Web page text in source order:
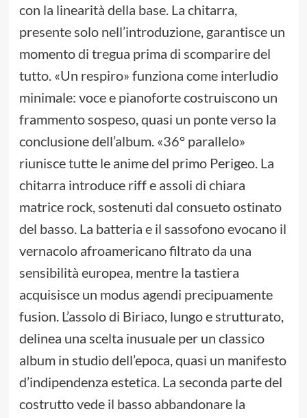
con la linearità della base. La chitarra,
presente solo nell’introduzione, garantisce un
momento di tregua prima di scomparire del
tutto. «Un respiro» funziona come interludio
minimale: voce e pianoforte costruiscono un
frammento sospeso, quasi un ponte verso la
conclusione dell’album. «36° parallelo»
riunisce tutte le anime del primo Perigeo. La
chitarra introduce riff e assoli di chiara
matrice rock, sostenuti dal consueto ostinato
del basso. La batteria e il sassofono evocano il
vernacolo afroamericano filtrato da una
sensibilità europea, mentre la tastiera
acquisisce un modus agendi precipuamente
fusion. L’assolo di Biriaco, lungo e strutturato,
delinea una scelta inusuale per un classico
album in studio dell’epoca, quasi un manifesto
d’indipendenza estetica. La seconda parte del
costrutto vede il basso abbandonare la